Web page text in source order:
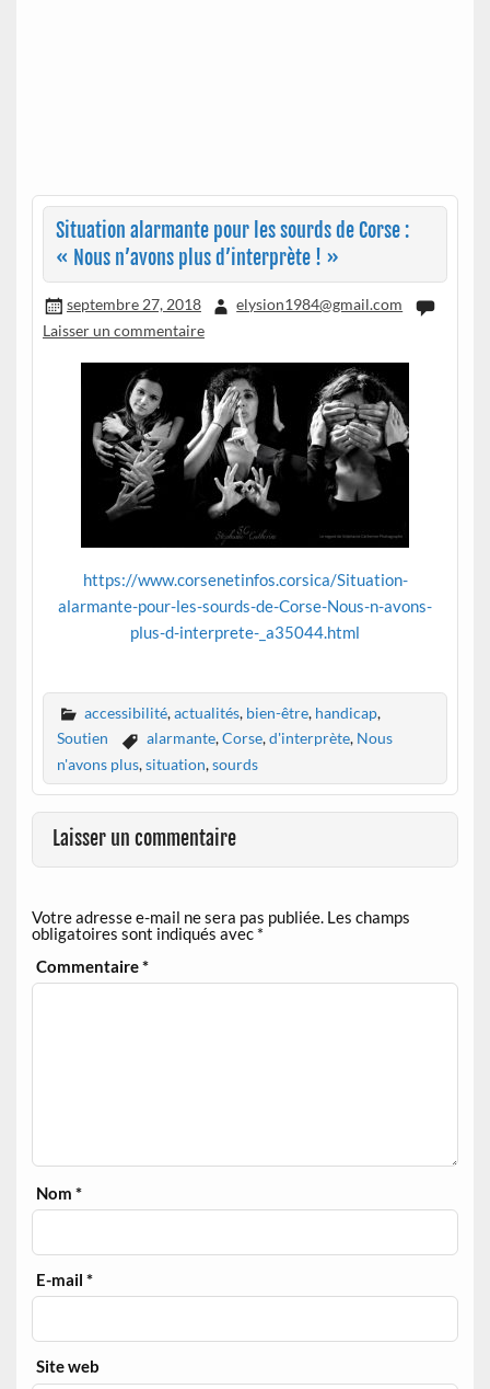
Situation alarmante pour les sourds de Corse :
« Nous n’avons plus d’interprète ! »
septembre 27, 2018
elysion1984@gmail.com
Laisser un commentaire
https://www.corsenetinfos.corsica/Situation-
alarmante-pour-les-sourds-de-Corse-Nous-n-avons-
plus-d-interprete-_a35044.html
accessibilité,actualités, bien-être, handicap,
Soutien
alarmante,Corse,d'interprète, Nous
n'avons plus,situation,sourds
Laisser un commentaire
Votre adresse e-mail ne sera pas publiée. Les champs
obligatoires sont indiqués avec *
Commentaire*
Nom*
E-mail*
Site web